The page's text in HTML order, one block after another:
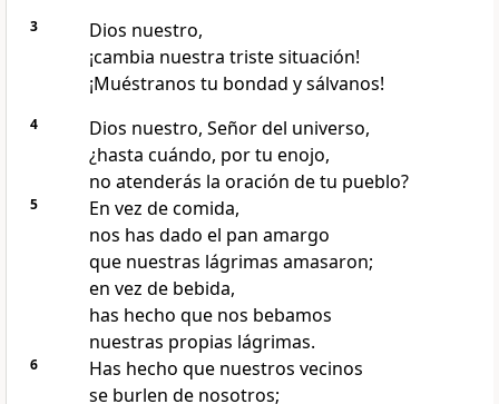
3
Dios nuestro,
¡cambia nuestra triste situación!
¡Muéstranos tu bondad y sálvanos!
4
Dios nuestro, Señor del universo,
¿hasta cuándo, por tu enojo,
no atenderás la oración de tu pueblo?
5
En vez de comida,
nos has dado el pan amargo
que nuestras lágrimas amasaron;
en vez de bebida,
has hecho que nos bebamos
nuestras propias lágrimas.
6
Has hecho que nuestros vecinos
se burlen de nosotros;